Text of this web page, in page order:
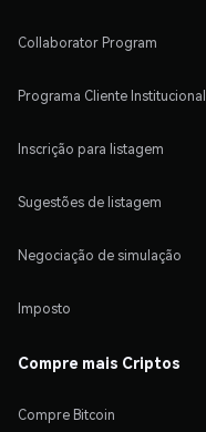
Collaborator Program
Programa Cliente Institucional
Inscrição para listagem
Sugestões de listagem
Negociação de simulação
Imposto
Compre mais Criptos
Compre Bitcoin